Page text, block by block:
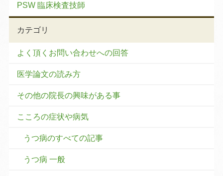
PSW 臨床検査技師
カテゴリ
よく頂くお問い合わせへの回答
医学論文の読み方
その他の院長の興味がある事
こころの症状や病気
うつ病のすべての記事
うつ病 一般